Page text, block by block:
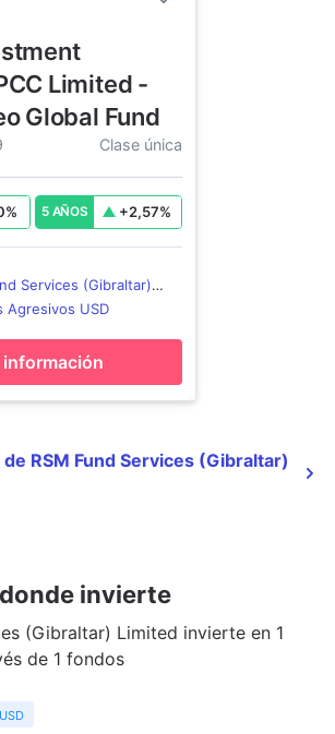
Limited -
Global Fund
Clase única
% 5 AÑOS +2,57%
Services (Gibraltar)
Agresivos USD
información
RSM Fund Services (Gibraltar)
invierte
(Gibraltar) Limited invierte en 1
de 1 fondos